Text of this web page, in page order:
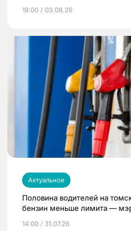
19:00 / 03.08.26
Актуальное
Половина водителей на
бензин меньше лимита —
14:00 / 31.07.26